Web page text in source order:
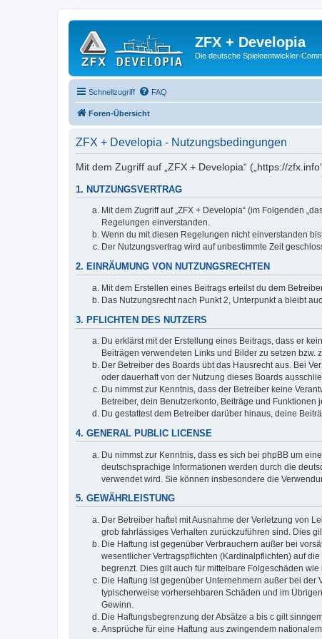
ZFX + Developia
Die deutsche Spieleentwickler-
Schnellzugriff FAQ
Foren-Übersicht
ZFX + Developia - Nutzungsbedingungen
Mit dem Zugriff auf „ZFX + Developia“ („https://
1. NUTZUNGSVERTRAG
Mit dem Zugriff auf „ZFX + Developia“ (im Folgenden
Regelungen einverstanden.
Wenn du mit diesen Regelungen nicht einverstanden
Der Nutzungsvertrag wird auf unbestimmte Zeit
2. EINRÄUMUNG VON NUTZUNGSRECHTEN
Mit dem Erstellen eines Beitrags erteilst du dem
Das Nutzungsrecht nach Punkt 2, Unterpunkt a bleibt
3. PFLICHTEN DES NUTZERS
Du erklärst mit der Erstellung eines Beitrags, dass er
Beiträgen verwendeten Links und Bilder zu setzen bzw.
Der Betreiber des Boards übt das Hausrecht aus. Bei
oder dauerhaft von der Nutzung dieses Boards
Du nimmst zur Kenntnis, dass der Betreiber keine
Betreiber, dein Benutzerkonto, Beiträge und
Du gestattest dem Betreiber darüber hinaus, deine
4. GENERAL PUBLIC LICENSE
Du nimmst zur Kenntnis, dass es sich bei phpBB um eine
deutschsprachige Informationen werden durch die
verwendet wird. Sie können insbesondere die
5. GEWÄHRLEISTUNG
Der Betreiber haftet mit Ausnahme der Verletzung von
grob fahrlässiges Verhalten zurückzuführen sind. Dies
Die Haftung ist gegenüber Verbrauchern außer bei
wesentlicher Vertragspflichten (Kardinalpflichten) auf
begrenzt. Dies gilt auch für mittelbare Folgeschäden
Die Haftung ist gegenüber Unternehmern außer bei
typischerweise vorhersehbaren Schäden und im
Gewinn.
Die Haftungsbegrenzung der Absätze a bis c gilt
Ansprüche für eine Haftung aus zwingendem